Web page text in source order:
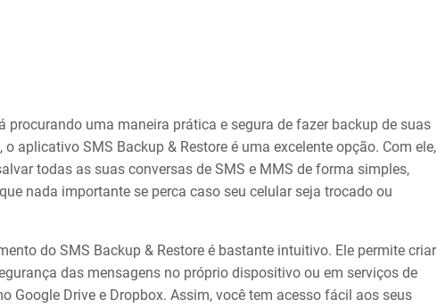
procurando uma maneira prática e segura de fazer backup de suas
o aplicativo SMS Backup & Restore é uma excelente opção. Com ele,
todas as suas conversas de SMS e MMS de forma simples,
nada importante se perca caso seu celular seja trocado ou
do SMS Backup & Restore é bastante intuitivo. Ele permite criar
das mensagens no próprio dispositivo ou em serviços de
Google Drive e Dropbox. Assim, você tem acesso fácil aos seus